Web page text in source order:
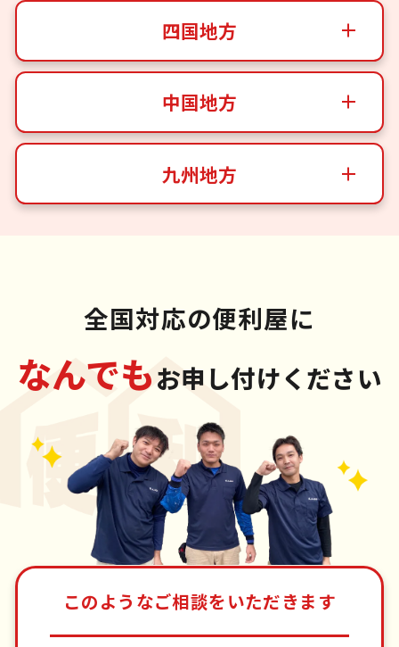
四国地方
中国地方
九州地方
全国対応の便利屋に
なんでもお申し付けください
このようなご相談をいただきます